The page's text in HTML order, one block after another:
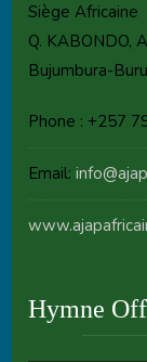
Siège Africaine
Q. KABONDO,
Bujumbura-
Phone : +257
Email:
Hymne